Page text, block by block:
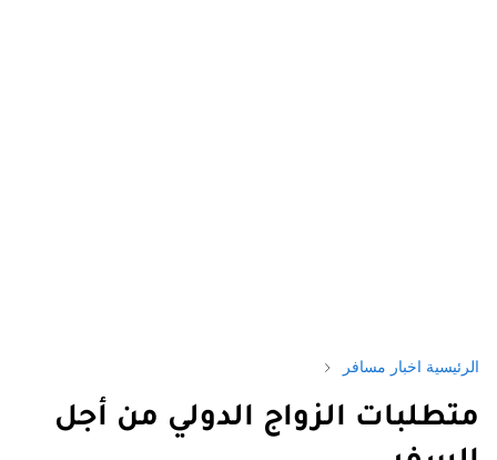
الرئيسية اخبار مسافر
متطلبات الزواج الدولي من أجل